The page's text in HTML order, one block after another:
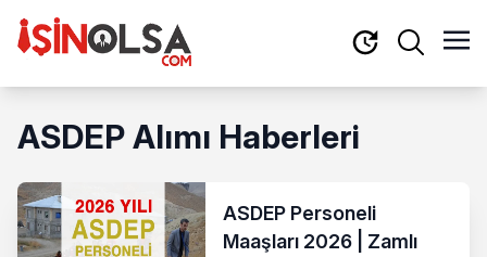
ASDEP Alımı Haberleri
ASDEP Personeli
Maaşları 2026 | Zamlı